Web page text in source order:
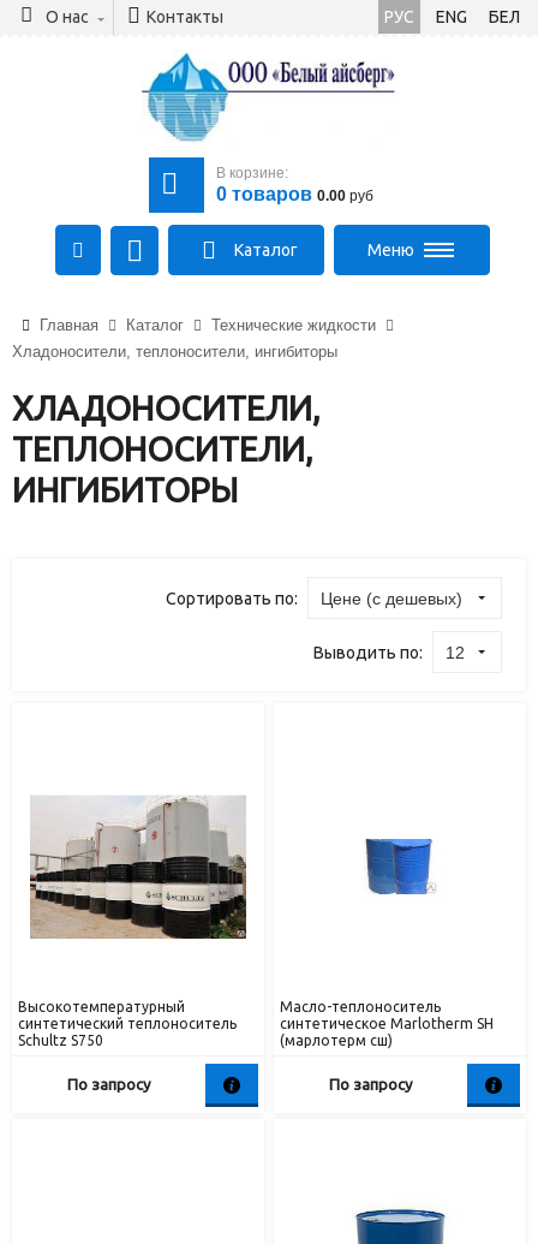
О нас Контакты РУС ENG БЕЛ
В корзине:
0 товаров 0.00 руб
+375 (29) 710-23-43
+375 (33) 315-03-03
aysberg-sales@yandex.by
Каталог Меню
Главная Каталог
Технические жидкости
Хладоносители, теплоносители, ингибиторы
ХЛАДОНОСИТЕЛИ,
ТЕПЛОНОСИТЕЛИ,
ИНГИБИТОРЫ
Сортировать по: Цене (с дешевых)
Выводить по: 12
Высокотемпературный
синтетический теплоноситель
Schultz S750
По запросу
Масло-теплоноситель
синтетическое Marlotherm SH
(марлотерм сш)
По запросу